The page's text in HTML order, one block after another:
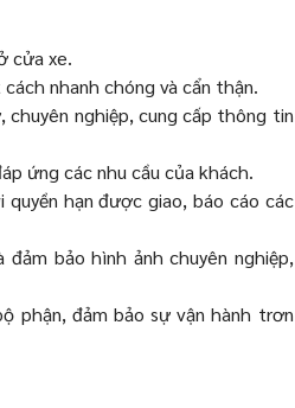
cửa xe.
nhanh chóng và cẩn thận.
chuyên nghiệp, cung cấp thông tin
ứng các nhu cầu của khách.
quyền hạn được giao, báo cáo các
bảo hình ảnh chuyên nghiệp,
phận, đảm bảo sự vận hành trơn